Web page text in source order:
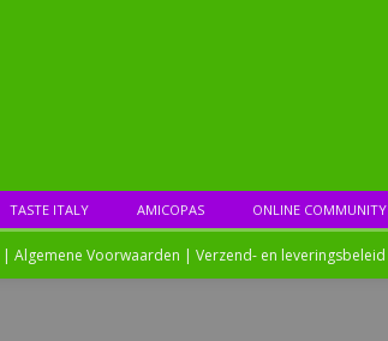
TASTE ITALY AMICOPAS ONLINE COMMUNITY
| Algemene Voorwaarden | Verzend- en leveringsbeleid